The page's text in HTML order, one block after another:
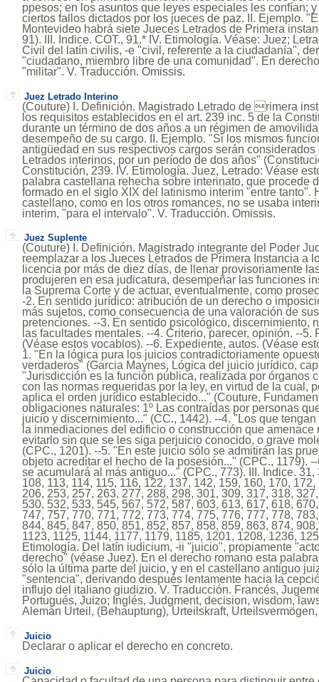
ppesos; en los asuntos que leyes especiales les confían;
ciertos fallos dictados por los jueces de paz. II. Ejemplo.
Montevideo habrá siete Jueces Letrados de Primera
91). III. Indice. COT., 91.* IV. Etimología. Véase: Juez;
Civil del latín civilis, -e "civil, referente a la ciudadanía",
"ciudadano, miembro libre de una comunidad". En
"militar". V. Traducción. Omissis.
Juez Letrado Interino
(Couture) I. Definición. Magistrado Letrado de rimera
los requisitos establecidos en el art. 239 inc. 5 de la
durante un término de dos años a un régimen de
desempeño de su cargo. II. Ejemplo. "Si los mismos
antigüedad en sus respectivos cargos serán
Letrados interinos, por un período de dos años"
Constitución, 239. IV. Etimología. Juez, Letrado: Véase
palabra castellana rehecha sobre interinato, que procede
formado en el siglo XIX del latinismo interim "entre tanto".
castellano, como en los otros romances, no se usaba
interim, "para el intervalo". V. Traducción. Omissis.
Juez Suplente
(Couture) I. Definición. Magistrado integrante del Poder
reemplazar a los Jueces Letrados de Primera Instancia a
licencia por más de diez días, de llenar provisoriamente
produjeren en esa judicatura, desempeñar las funciones
la Suprema Corte y de actuar, eventualmente, como
-2. En sentido jurídico: atribución de un derecho o
más sujetos, como consecuencia de una valoración de
pretenciones. --3. En sentido psicológico, discernimiento,
las facultades mentales. --4. Criterio, parecer, opinión. --5.
(Véase estos vocablos). --6. Expediente, autos. (Véase
1. "En la lógica pura los juicios contradictoriamente
verdaderos" (Garcia Maynes, Lógica del juicio jurídico,
"Jurisdicción es la función pública, realizada por órganos
con las normas requeridas por la ley, en virtud de la cual,
aplica el orden jurídico establecido..." (Couture,
obligaciones naturales: 1º Las contraídas por personas
juicio y discernimiento..." (CC., 1442). --4. "Los que
la inmediaciones del edificio o construcción que
evitarlo sin que se les siga perjuicio conocido, o grave
(CPC., 1201). --5. "En este juicio sólo se admitirán las
objeto acreditar el hecho de la posesión..." (CPC., 1179).
se acumulará al más antiguo..." (CPC., 773). III. Indice.
108, 113, 114, 115, 116, 122, 137, 142, 159, 160, 170,
206, 253, 257, 263, 277, 288, 298, 301, 309, 317, 318,
530, 532, 533, 545, 567, 572, 587, 603, 613, 617, 618,
747, 757, 770, 771, 772, 773, 774, 775, 776, 777, 778,
844, 845, 847, 850, 851, 852, 857, 858, 859, 863, 874,
1123, 1125, 1144, 1177, 1179, 1185, 1201, 1208, 1236,
Etimología. Del latín iudicium, -ii "juicio", propiamente
derecho" (véase Juez). En el derecho romano esta
sólo la última parte del juicio, y en el castellano antiguo
"sentencia", derivando después lentamente hacia la
influjo del italiano giudizio. V. Traducción. Francés,
Portugués, Juizo; Inglés, Judgment, decision, wisdom,
Alemán Urteil, (Behauptung), Urteilskraft,
Juicio
Declarar o aplicar el derecho en concreto.
Juicio